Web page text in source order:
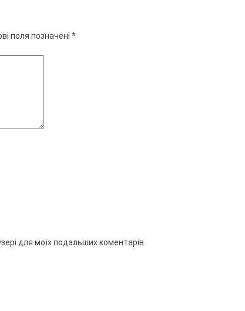
поля позначені *
для моїх подальших коментарів.